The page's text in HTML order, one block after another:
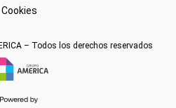
Cookies
– Todos los derechos reservados